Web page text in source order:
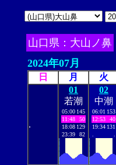
山口県：大山ノ鼻
2024年07月
日 月 火
.
01
若潮
05:00 145
11:48
50
18:08 129
23:39
82
02
中潮
06:01 153
12:53
40
19:34 131